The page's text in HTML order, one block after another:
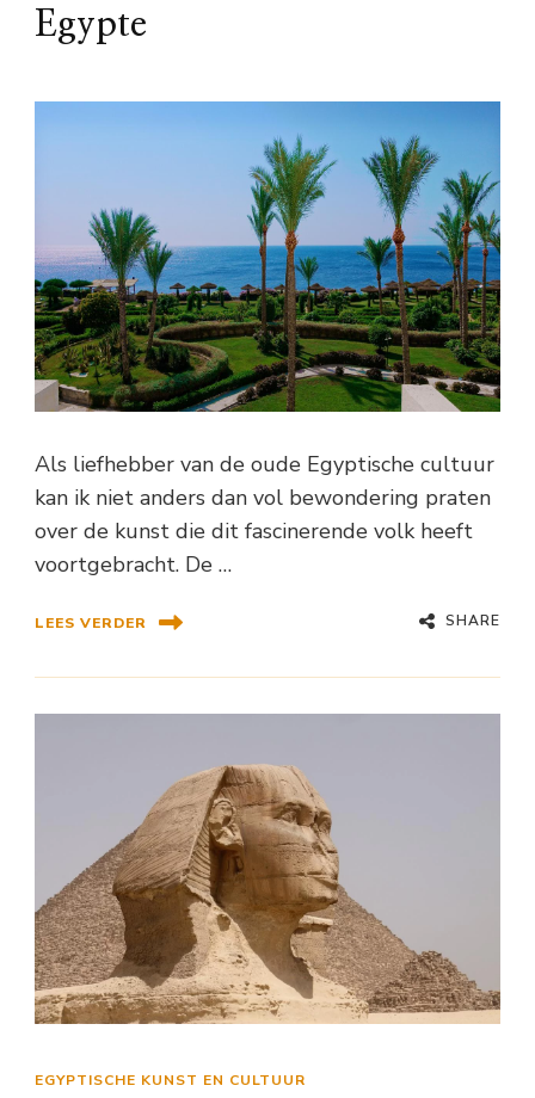
Egypte
Als liefhebber van de oude Egyptische cultuur
kan ik niet anders dan vol bewondering praten
over de kunst die dit fascinerende volk heeft
voortgebracht. De …
LEES VERDER SHARE
EGYPTISCHE KUNST EN CULTUUR